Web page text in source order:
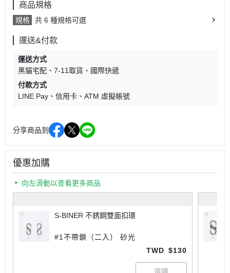
商品規格
規格 共 6 種規格可選
運送&付款
運送方式
黑貓宅配
7-11取貨
國際快遞
付款方式
LINE Pay
信用卡 ATM 虛擬帳號
分享商品到
優惠加購
向左滑動以查看更多商品
S-BINER 不銹鋼雙面扣環
#1不帶鎖（二入） 砂光
TWD $130